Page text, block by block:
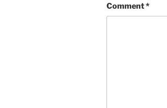
Comment*